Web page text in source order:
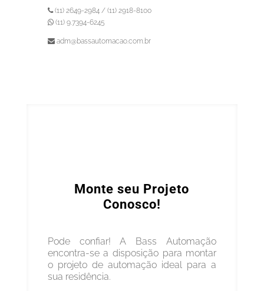
(11) 2649-2984 / (11) 2918-8100
(11) 9.7394-6245
adm@bassautomacao.com.br
Monte seu Projeto
Conosco!
Pode confiar! A Bass Automação
encontra-se a disposição para montar
o projeto de automação ideal para a
sua residência.